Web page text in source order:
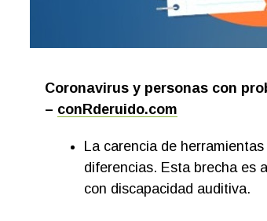
Coronavirus y personas con
– conRderuido.com
La carencia de
diferencias. Esta brecha es
con discapacidad auditiva.